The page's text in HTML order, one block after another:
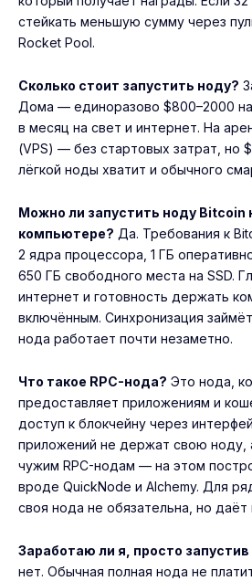
стейкать меньшую сумму через
Rocket Pool.
Сколько стоит запустить ноду?
Дома — единоразово $800–2000
в месяц на свет и интернет. На
(VPS) — без стартовых затрат, но
лёгкой ноды хватит и обычного
Можно ли запустить ноду Bitcoin
компьютере? Да. Требования к
2 ядра процессора, 1 ГБ
650 ГБ свободного места на SSD.
интернет и готовность держать
включённым. Синхронизация
нода работает почти незаметно.
Что такое RPC-нода? Это нода,
предоставляет приложениям и
доступ к блокчейну через
приложений не держат свою ноду,
чужим RPC-нодам — на этом
вроде QuickNode и Alchemy. Для
своя нода не обязательна, но даёт
Заработаю ли я, просто запустив
нет. Обычная полная нода не